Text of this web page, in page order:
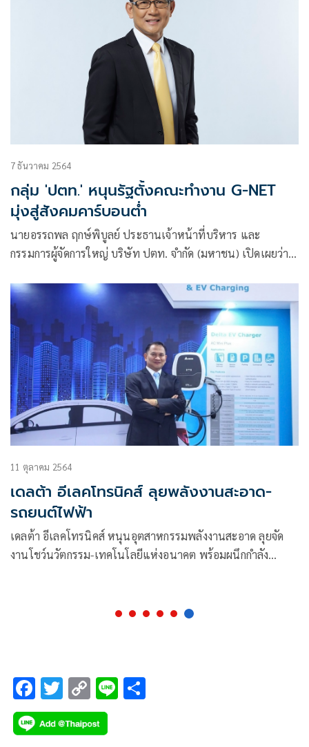
7 ธันวาคม 2564
กลุ่ม 'ปตท.' หนุนรัฐตั้งคณะทำงาน G-NET
มุ่งสู่สังคมคาร์บอนต่ำ
นายอรรถพล ฤกษ์พิบูลย์ ประธานเจ้าหน้าที่บริหาร และ
กรรมการผู้จัดการใหญ่ บริษัท ปตท. จำกัด (มหาชน) เปิดเผยว่า
เปลี่ยนแปลงของสภาพภูมิอากาศ
11 ตุลาคม 2564
เดลต้า อีเลคโทรนิคส์ ลุยพลังงานสะอาด-
รถยนต์ไฟฟ้า
เดลต้า อีเลคโทรนิคส์ หนุนอุตสาหกรรมพลังงานสะอาด ลุยจัด
งานโชว์นวัตกรรม-เทคโนโลยีแห่งอนาคต พร้อมผนึกกำลัง
F
ac
e
T
wi
tt
C
o
p
Li